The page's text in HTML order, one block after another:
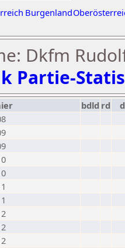
Burgenland
Dkfm
Partie-
bdld rd